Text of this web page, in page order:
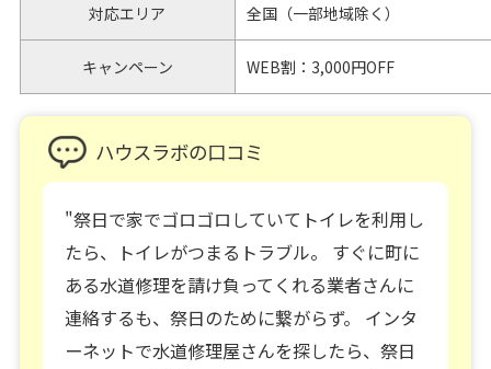
対応エリア 全国（一部地域除く）
キャンペーン WEB割：3,000円OFF
ハウスラボの口コミ
"祭日で家でゴロゴロしていてトイレを利用し
たら、トイレがつまるトラブル。 すぐに町に
ある水道修理を請け負ってくれる業者さんに
連絡するも、祭日のために繋がらず。 インタ
ーネットで水道修理屋さんを探したら、祭日